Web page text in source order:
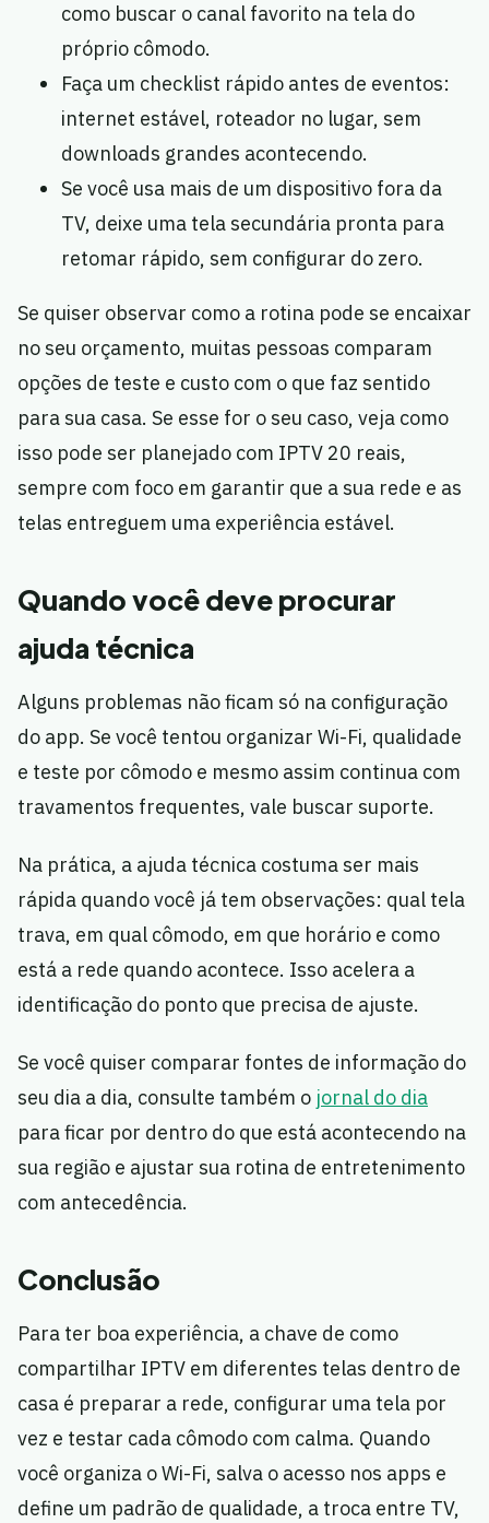
como buscar o canal favorito na tela do
próprio cômodo.
Faça um checklist rápido antes de eventos:
internet estável, roteador no lugar, sem
downloads grandes acontecendo.
Se você usa mais de um dispositivo fora da
TV, deixe uma tela secundária pronta para
retomar rápido, sem configurar do zero.
Se quiser observar como a rotina pode se encaixar
no seu orçamento, muitas pessoas comparam
opções de teste e custo com o que faz sentido
para sua casa. Se esse for o seu caso, veja como
isso pode ser planejado com IPTV 20 reais,
sempre com foco em garantir que a sua rede e as
telas entreguem uma experiência estável.
Quando você deve procurar
ajuda técnica
Alguns problemas não ficam só na configuração
do app. Se você tentou organizar Wi-Fi, qualidade
e teste por cômodo e mesmo assim continua com
travamentos frequentes, vale buscar suporte.
Na prática, a ajuda técnica costuma ser mais
rápida quando você já tem observações: qual tela
trava, em qual cômodo, em que horário e como
está a rede quando acontece. Isso acelera a
identificação do ponto que precisa de ajuste.
Se você quiser comparar fontes de informação do
seu dia a dia, consulte também o jornal do dia
para ficar por dentro do que está acontecendo na
sua região e ajustar sua rotina de entretenimento
com antecedência.
Conclusão
Para ter boa experiência, a chave de como
compartilhar IPTV em diferentes telas dentro de
casa é preparar a rede, configurar uma tela por
vez e testar cada cômodo com calma. Quando
você organiza o Wi-Fi, salva o acesso nos apps e
define um padrão de qualidade, a troca entre TV,